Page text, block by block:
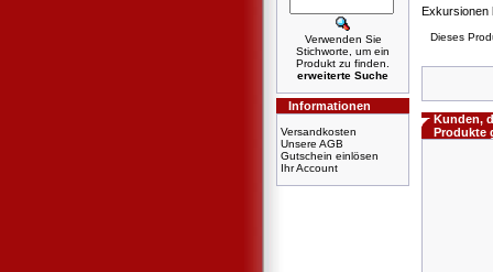
Verwenden Sie
Stichworte, um ein
Produkt zu finden.
erweiterte Suche
Informationen
Versandkosten
Unsere AGB
Gutschein einlösen
Ihr Account
Exkursionen
Dieses
Kunden,
Produkte